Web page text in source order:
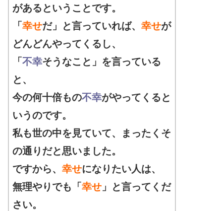
があるということです。
「 幸せだ」と言っていれば、 幸せが
どんどんやってくるし、
「 不幸そうなこと」を言っている
と、
今の何十倍もの不幸がやってくると
いうのです。
私も世の中を見ていて、まったくそ
の通りだと思いました。
ですから、 幸せになりたい人は、
無理やりでも「 幸せ 」と言ってくだ
さい。